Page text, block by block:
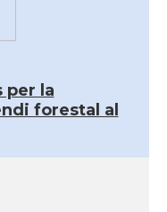
per la
forestal al